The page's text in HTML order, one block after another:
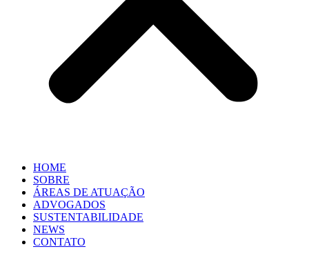
HOME
SOBRE
ÁREAS DE ATUAÇÃO
ADVOGADOS
SUSTENTABILIDADE
NEWS
CONTATO